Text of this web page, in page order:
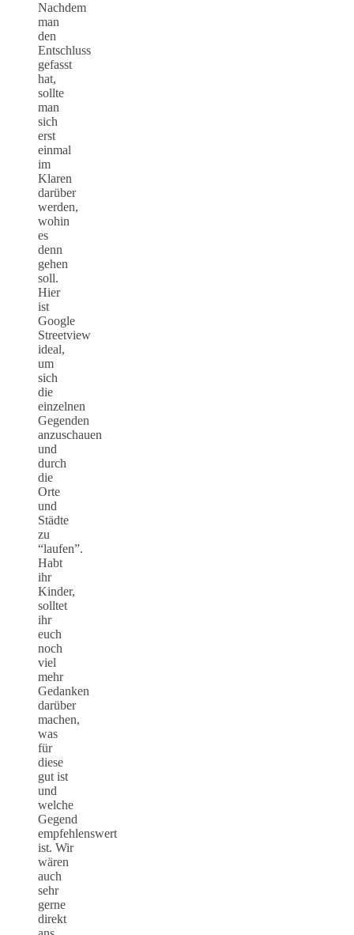
Nachdem
man
den
Entschluss
gefasst
hat,
sollte
man
sich
erst
einmal
im
Klaren
darüber
werden,
wohin
es
denn
gehen
soll.
Hier
ist
Google
Streetview
ideal,
um
sich
die
einzelnen
Gegenden
anzuschauen
und
durch
die
Orte
und
Städte
zu
“laufen”.
Habt
ihr
Kinder,
solltet
ihr
euch
noch
viel
mehr
Gedanken
darüber
machen,
was
für
diese
gut ist
und
welche
Gegend
empfehlenswert
ist. Wir
wären
auch
sehr
gerne
direkt